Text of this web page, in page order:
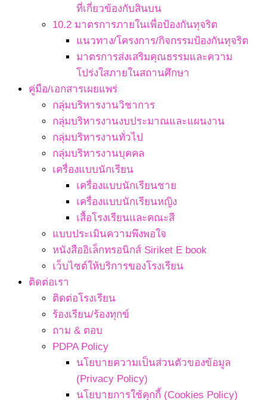
ที่เกี่ยวข้องกับสินบน
10.2 มาตรการภายในเพื่อป้องกันทุจริต
แนวทาง/โครงการ/กิจกรรมป้องกันทุจริต
มาตรการส่งเสริมคุณธรรมและความ
โปร่งใสภายในสถานศึกษา
คู่มือ/เอกสารเผยแพร่
กลุ่มบริหารงานวิชาการ
กลุ่มบริหารงานงบประมาณและแผนงาน
กลุ่มบริหารงานทั่วไป
กลุ่มบริหารงานบุคคล
เครื่องแบบนักเรียน
เครื่องแบบนักเรียนชาย
เครื่องแบบนักเรียนหญิง
เสื้อโรงเรียนและคณะสี
แบบประเมินความพึงพอใจ
หนังสืออิเล็กทรอนิกส์ Siriket E book
เว็บไซต์ให้บริการของโรงเรียน
ติดต่อเรา
ติดต่อโรงเรียน
ร้องเรียน/ร้องทุกข์
ถาม & ตอบ
PDPA Policy
นโยบายความเป็นส่วนตัวของข้อมูล
(Privacy Policy)
นโยบายการใช้คุกกี้ (Cookies Policy)